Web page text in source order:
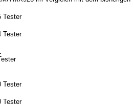
Tester
Tester
Tester
Tester